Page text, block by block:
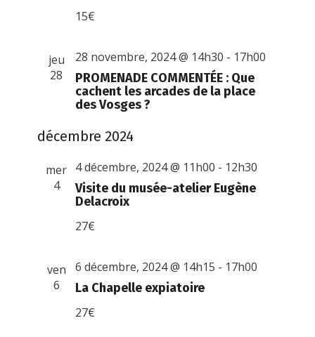
15€
jeu
28
PROMENADE COMMENTÉE : Que
cachent les arcades de la place
des Vosges ?
28 novembre, 2024 @ 14h30 - 17h00
décembre 2024
mer
4
Visite du musée-atelier Eugène
Delacroix
4 décembre, 2024 @ 11h00 - 12h30
27€
ven
6
La Chapelle expiatoire
6 décembre, 2024 @ 14h15 - 17h00
27€